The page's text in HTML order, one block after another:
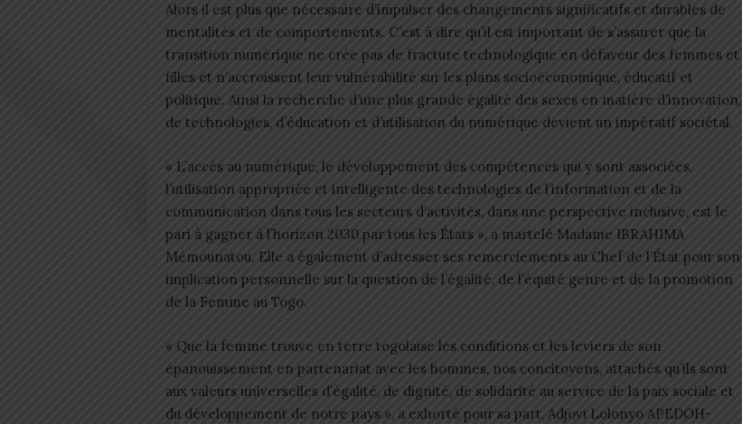
Alors il est plus que nécessaire d’impulser des changements significatifs et durables de
mentalités et de comportements. C’est à dire qu’il est important de s’assurer que la
transition numérique ne crée pas de fracture technologique en défaveur des femmes et
filles et n’accroissent leur vulnérabilité sur les plans socioéconomique, éducatif et
politique. Ainsi la recherche d’une plus grande égalité des sexes en matière d’innovation,
de technologies, d’éducation et d’utilisation du numérique devient un impératif sociétal.
« L’accès au numérique, le développement des compétences qui y sont associées,
l’utilisation appropriée et intelligente des technologies de l’information et de la
communication dans tous les secteurs d’activités, dans une perspective inclusive, est le
pari à gagner à l’horizon 2030 par tous les États », a martelé Madame IBRAHIMA
Mémounatou. Elle a également d’adresser ses remerciements au Chef de l’État pour son
implication personnelle sur la question de l’égalité, de l’équité genre et de la promotion
de la Femme au Togo.
« Que la femme trouve en terre togolaise les conditions et les leviers de son
épanouissement en partenariat avec les hommes, nos concitoyens, attachés qu’ils sont
aux valeurs universelles d’égalité, de dignité, de solidarité au service de la paix sociale et
du développement de notre pays », a exhorté pour sa part, Adjovi Lolonyo APEDOH-